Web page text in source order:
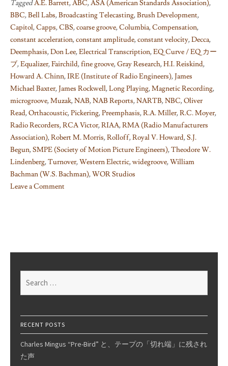
TaggedA.E. Barrett,ABC,ASA (American Standards Association),
BBC,Bell Labs,Broadcasting Telecasting,Brush Development,
Capitol,Capps,CBS,coarse groove,Columbia,Compensation,
constant acceleration,constant amplitude,constant velocity,Decca,
Deemphasis,Don Lee,Electrical Transcription,EQ Curve / EQ カー
ブ,Equalizer,Fairchild,fine groove,Gray Research,H.I. Reiskind,
Howard A. Chinn,IRE (Institute of Radio Engineers),James
Michael Baxter,James Rockwell,Long Playing,Magnetic Recording,
microgroove,Muzak,NAB,NAB Reports,NARTB,NBC,Oliver
Read,Orthacoustic,Pickering,Preemphasis,R.A. Miller,R.C. Moyer,
Radio Recorders,RCA Victor,RIAA,RMA (Radio Manufacturers
Association),Robert M. Morris,Rolloff,Royal V. Howard,S.J.
Begun,SMPE (Society of Motion Picture Engineers),Theodore W.
Lindenberg,Turnover,Western Electric,widegroove,William
Bachman (W.S. Bachman),WOR Studios
Leave a Comment
curves,
for:
RECENT POSTS
Charles Mingus “Pre-Bird” と、テープの「切れ端」に残され
た声